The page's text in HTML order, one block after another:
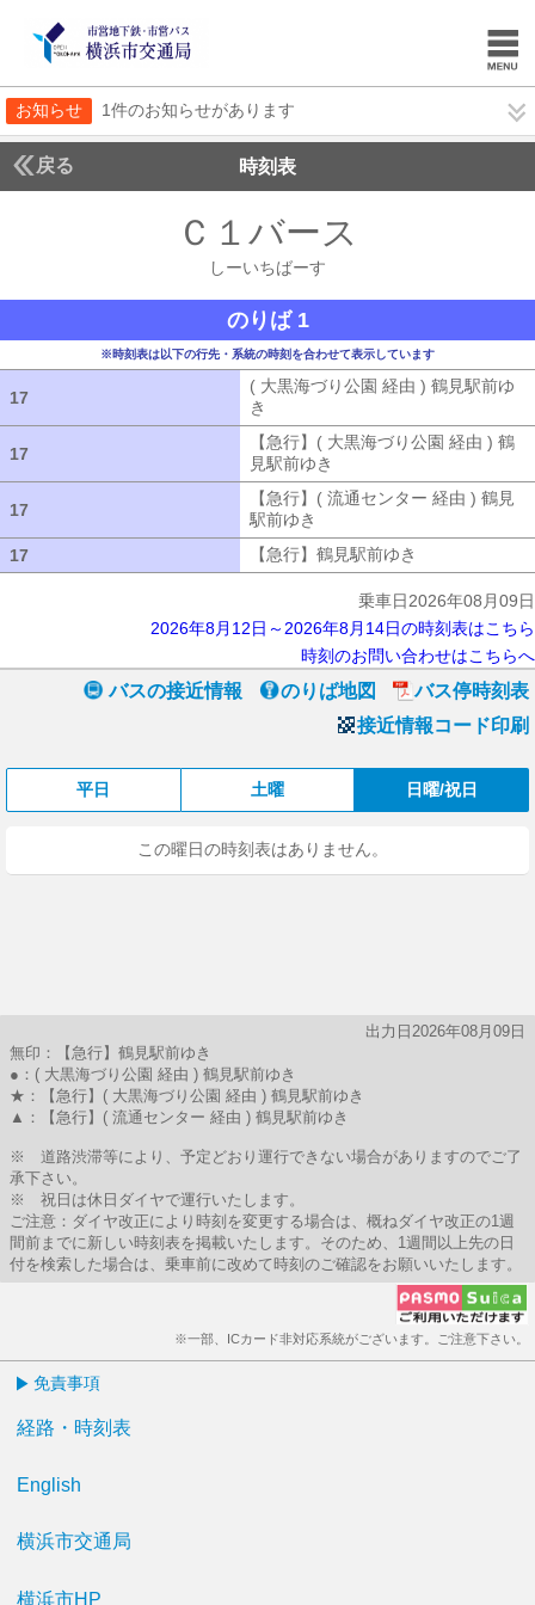
お知らせ 1件のお知らせがあります
戻る 時刻表
Ｃ１バース
しーいちばーす
のりば 1
※時刻表は以下の行先・系統の時刻を合わせて表示しています
17
( 大黒海づり公園 経由 ) 鶴見駅前ゆ
き
17
【急行】( 大黒海づり公園 経由 ) 鶴
見駅前ゆき
17
【急行】( 流通センター 経由 ) 鶴見
駅前ゆき
17
【急行】鶴見駅前ゆき
乗車日2026年08月09日
2026年8月12日～2026年8月14日の時刻表はこちら
時刻のお問い合わせはこちらへ
バスの接近情報 のりば地図
バス停時刻表
接近情報コード印刷
平日 土曜 日曜/祝日
この曜日の時刻表はありません。
出力日2026年08月09日
無印：【急行】鶴見駅前ゆき
●：( 大黒海づり公園 経由 ) 鶴見駅前ゆき
★：【急行】( 大黒海づり公園 経由 ) 鶴見駅前ゆき
▲：【急行】( 流通センター 経由 ) 鶴見駅前ゆき
※ 道路渋滞等により、予定どおり運行できない場合がありますのでご了
承下さい。
※ 祝日は休日ダイヤで運行いたします。
ご注意：ダイヤ改正により時刻を変更する場合は、概ねダイヤ改正の1週
間前までに新しい時刻表を掲載いたします。そのため、1週間以上先の日
付を検索した場合は、乗車前に改めて時刻のご確認をお願いいたします。
※一部、ICカード非対応系統がございます。ご注意下さい。
免責事項
経路・時刻表
English
横浜市交通局
横浜市HP